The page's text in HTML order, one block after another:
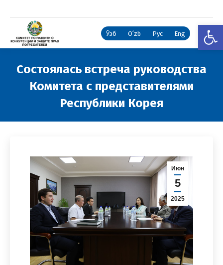
Ўзб Oʻzb Рус Eng
Состоялась встреча руководства
Комитета с представителями
Республики Корея
Июн
5
2025